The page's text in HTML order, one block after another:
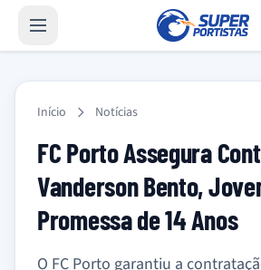
Início Notícias
FC Porto Assegura
Vanderson Bento,
Promessa de 14 Anos
O FC Porto garantiu a